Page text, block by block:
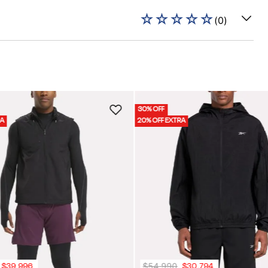
☆☆☆☆☆(0)
$39.996
30% OFF
20% OFF EXTRA
$54.990 $30.794